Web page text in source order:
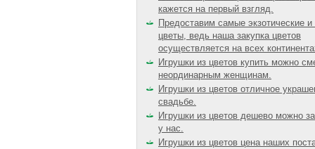
кажется на первый взгляд.
Предоставим самые экзотические
цветы, ведь наша закупка цветов
осуществляется на всех
Игрушки из цветов купить можно
неординарным женщинам.
Игрушки из цветов отличное
свадьбе.
Игрушки из цветов дешево можно
у нас.
Игрушки из цветов цена наших